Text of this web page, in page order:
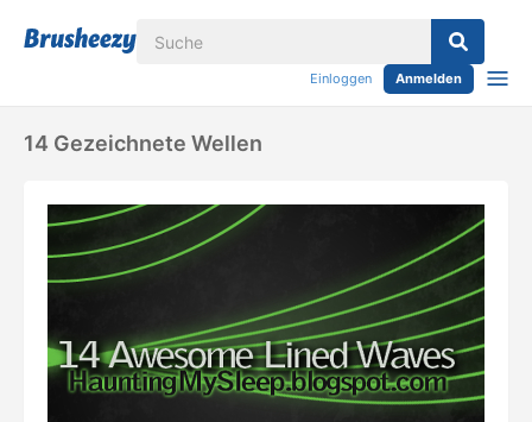
Einloggen Anmelden
14 Gezeichnete Wellen